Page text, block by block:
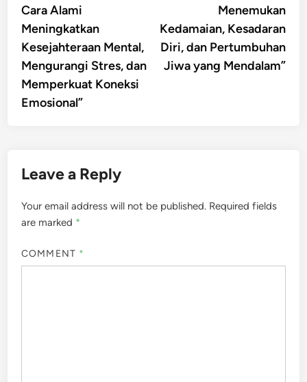
Cara Alami
Meningkatkan
Kesejahteraan Mental,
Mengurangi Stres, dan
Memperkuat Koneksi
Emosional”
Menemukan
Kedamaian, Kesadaran
Diri, dan Pertumbuhan
Jiwa yang Mendalam”
Leave a Reply
Your email address will not be published. Required fields
are marked *
COMMENT *